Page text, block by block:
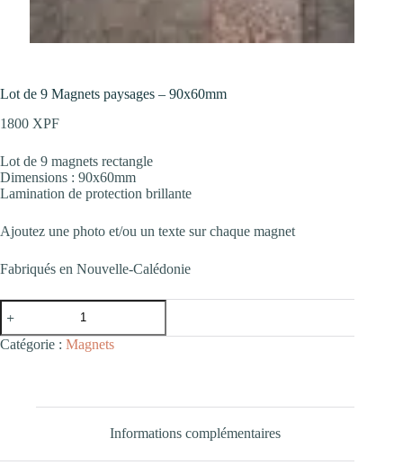
Lot de 9 Magnets paysages – 90x60mm
1800 XPF
Lot de 9 magnets rectangle
Dimensions : 90x60mm
Lamination de protection brillante
Ajoutez une photo et/ou un texte sur chaque magnet
Fabriqués en Nouvelle-Calédonie
quantité
de
Lot
de
Catégorie : Magnets
Informations complémentaires